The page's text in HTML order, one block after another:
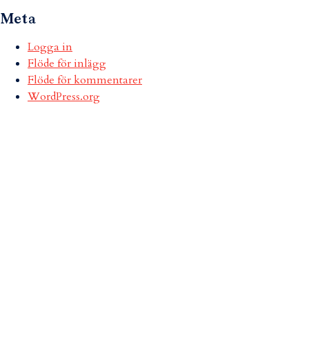
Meta
Logga in
Flöde för inlägg
Flöde för kommentarer
WordPress.org